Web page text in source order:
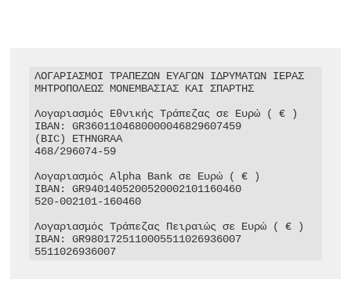
ΛΟΓΑΡΙΑΣΜΟΙ ΤΡΑΠΕΖΩΝ ΕΥΑΓΩΝ ΙΔΡΥΜΑΤΩΝ ΙΕΡΑΣ
ΜΗΤΡΟΠΟΛΕΩΣ ΜΟΝΕΜΒΑΣΙΑΣ ΚΑΙ ΣΠΑΡΤΗΣ
Λογαριασμός Εθνικής Τράπεζας σε Ευρώ ( € )
IBAN: GR3601104680000046829607459
(BIC) ETHNGRAA
468/296074-59
Λογαριασμός Alpha Bank σε Ευρώ ( € )
IBAN: GR9401405200520002101160460
520-002101-160460
Λογαριασμός Τράπεζας Πειραιώς σε Ευρώ ( € )
IBAN: GR9801725110005511026936007
5511026936007